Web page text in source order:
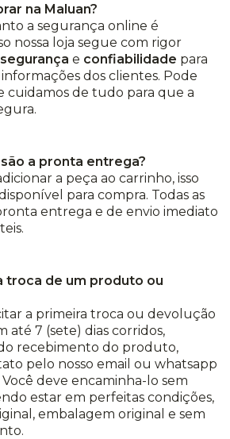
na Maluan?
a segurança online é
nossa loja segue com rigor
segurança e confiabilidade para
dos clientes. Pode
cuidamos de tudo para que a
a pronta entrega?
a peça ao carrinho, isso
para compra. Todas as
entrega e de envio imediato
troca de um produto ou
a primeira troca ou devolução
até 7 (sete) dias corridos,
recebimento do produto,
pelo nosso email ou whatsapp
deve encaminha-lo sem
estar em perfeitas condições,
embalagem original e sem